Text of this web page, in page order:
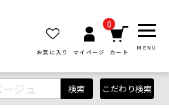
お気に入り マイページ
0
カート
MENU
検索 こだわり検索